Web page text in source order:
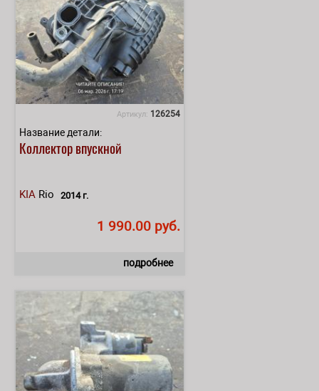
Артикул: 126254
Название детали:
Коллектор впускной
KIA Rio 2014 г.
1 990.00 руб.
подробнее